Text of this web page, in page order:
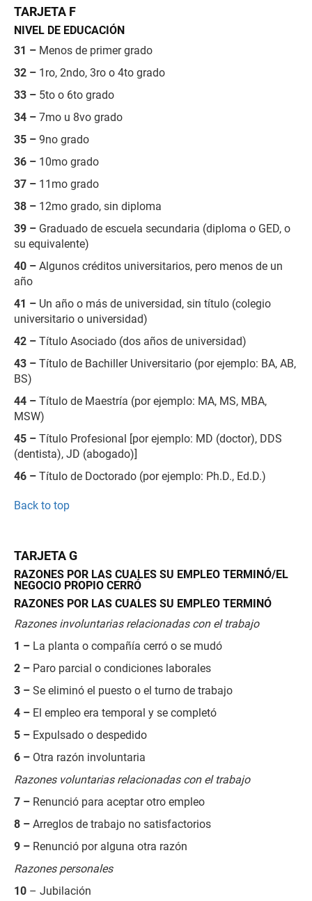
TARJETA F
NIVEL DE EDUCACIÓN
31 – Menos de primer grado
32 – 1ro, 2ndo, 3ro o 4to grado
33 – 5to o 6to grado
34 – 7mo u 8vo grado
35 – 9no grado
36 – 10mo grado
37 – 11mo grado
38 – 12mo grado, sin diploma
39 – Graduado de escuela secundaria (diploma o GED, o
su equivalente)
40 – Algunos créditos universitarios, pero menos de un
año
41 – Un año o más de universidad, sin título (colegio
universitario o universidad)
42 – Título Asociado (dos años de universidad)
43 – Título de Bachiller Universitario (por ejemplo: BA, AB,
BS)
44 – Título de Maestría (por ejemplo: MA, MS, MBA,
MSW)
45 – Título Profesional [por ejemplo: MD (doctor), DDS
(dentista), JD (abogado)]
46 – Título de Doctorado (por ejemplo: Ph.D., Ed.D.)
Back to top
TARJETA G
RAZONES POR LAS CUALES SU EMPLEO TERMINÓ/EL
NEGOCIO PROPIO CERRÓ
RAZONES POR LAS CUALES SU EMPLEO TERMINÓ
Razones involuntarias relacionadas con el trabajo
1 – La planta o compañía cerró o se mudó
2 – Paro parcial o condiciones laborales
3 – Se eliminó el puesto o el turno de trabajo
4 – El empleo era temporal y se completó
5 – Expulsado o despedido
6 – Otra razón involuntaria
Razones voluntarias relacionadas con el trabajo
7 – Renunció para aceptar otro empleo
8 – Arreglos de trabajo no satisfactorios
9 – Renunció por alguna otra razón
Razones personales
10 – Jubilación